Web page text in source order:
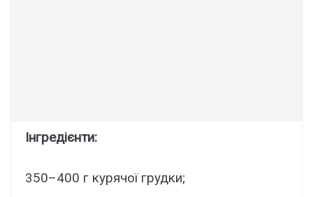
Інгредієнти:
350–400 г курячої грудки;